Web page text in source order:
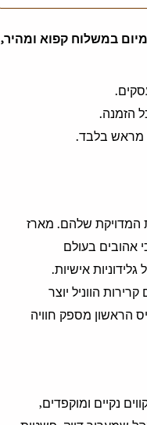
במשלוח קפוא ומהיר,
מראש בלבד.
המדויקת שלהם. מארז
אהובים בעולם
אישיות.
הווניל יוצר
הראשון מספק חוויה
נקיים ומוקפדים,